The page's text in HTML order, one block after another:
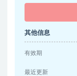
其他信息
有效期
最近更新